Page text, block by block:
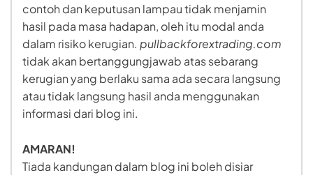
contoh dan keputusan lampau tidak menjamin
hasil pada masa hadapan, oleh itu modal anda
dalam risiko kerugian. pullbackforextrading.com
tidak akan bertanggungjawab atas sebarang
kerugian yang berlaku sama ada secara langsung
atau tidak langsung hasil anda menggunakan
informasi dari blog ini.
AMARAN!
Tiada kandungan dalam blog ini boleh disiar